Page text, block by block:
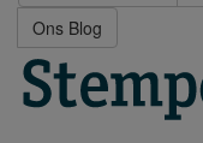
Ons Blog